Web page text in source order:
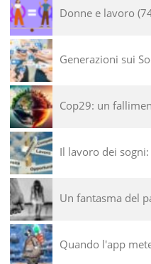
Donne e lavoro
Generazioni sui
Cop29: un
Il lavoro dei
Un fantasma del
Quando l'app